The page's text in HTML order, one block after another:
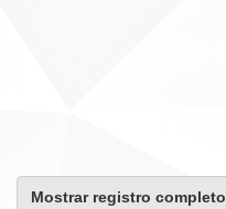
Mostrar registro